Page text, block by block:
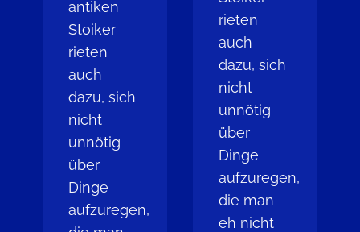
antiken
Stoiker
rieten
auch
dazu, sich
nicht
unnötig
über
Dinge
aufzuregen,
rieten
auch
dazu, sich
nicht
unnötig
über
Dinge
aufzuregen,
die man
eh nicht